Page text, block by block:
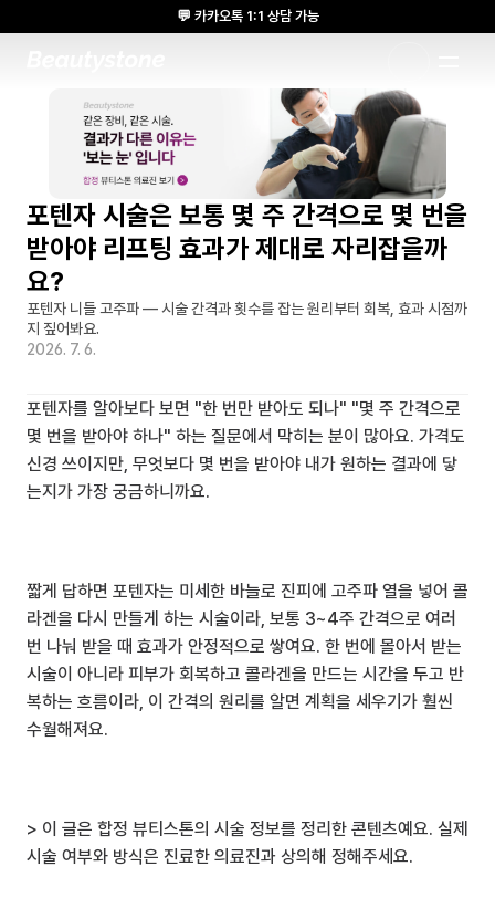
포텐자 시술은 보통 몇 주 간격으로 몇 번을
받아야 리프팅 효과가 제대로 자리잡을까
요?
포텐자 니들 고주파 — 시술 간격과 횟수를 잡는 원리부터 회복, 효과 시점까
지 짚어봐요.
2026. 7. 6.
포텐자를 알아보다 보면 "한 번만 받아도 되나" "몇 주 간격으로
몇 번을 받아야 하나" 하는 질문에서 막히는 분이 많아요. 가격도
신경 쓰이지만, 무엇보다 몇 번을 받아야 내가 원하는 결과에 닿
는지가 가장 궁금하니까요.
짧게 답하면 포텐자는 미세한 바늘로 진피에 고주파 열을 넣어 콜
라겐을 다시 만들게 하는 시술이라, 보통 3~4주 간격으로 여러
번 나눠 받을 때 효과가 안정적으로 쌓여요. 한 번에 몰아서 받는
시술이 아니라 피부가 회복하고 콜라겐을 만드는 시간을 두고 반
복하는 흐름이라, 이 간격의 원리를 알면 계획을 세우기가 훨씬
수월해져요.
> 이 글은 합정 뷰티스톤의 시술 정보를 정리한 콘텐츠예요. 실제
시술 여부와 방식은 진료한 의료진과 상의해 정해주세요.
💬 카카오톡 1:1 상담 가능
🌸 뷰티스톤의원 메디톡스 방콕 Cadaver workshop 참석 🌸